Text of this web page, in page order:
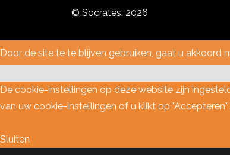
© Socrates, 2026
Door de site te te blijven gebruiken, gaat u akkoord
De cookie-instellingen op deze website zijn
van uw cookie-instellingen of u klikt op
Sluiten